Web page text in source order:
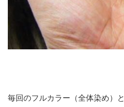
毎回のフルカラー（全体染め）と